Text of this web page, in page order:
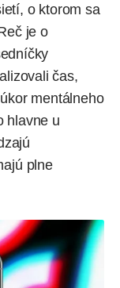
o ktorom sa
je o
čas,
mentálneho
hlavne u
plne